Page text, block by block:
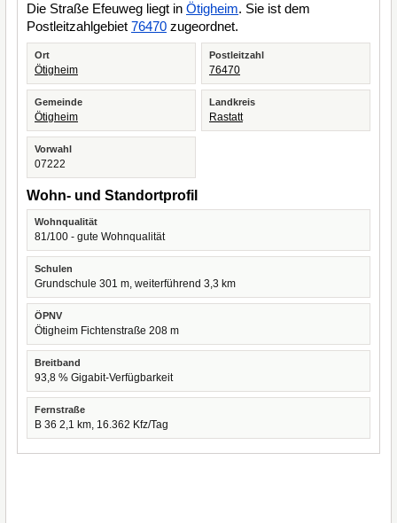
Die Straße Efeuweg liegt in Ötigheim. Sie ist dem
Postleitzahlgebiet 76470 zugeordnet.
Ort
Ötigheim
Postleitzahl
76470
Gemeinde
Ötigheim
Landkreis
Rastatt
Vorwahl
07222
Wohn- und Standortprofil
Wohnqualität
81/100 - gute Wohnqualität
Schulen
Grundschule 301 m, weiterführend 3,3 km
ÖPNV
Ötigheim Fichtenstraße 208 m
Breitband
93,8 % Gigabit-Verfügbarkeit
Fernstraße
B 36 2,1 km, 16.362 Kfz/Tag